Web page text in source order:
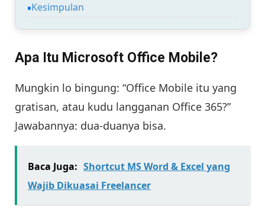
Kesimpulan
Apa Itu Microsoft Office Mobile?
Mungkin lo bingung: “Office Mobile itu yang
gratisan, atau kudu langganan Office 365?”
Jawabannya: dua-duanya bisa.
Baca Juga: Shortcut MS Word & Excel yang
Wajib Dikuasai Freelancer